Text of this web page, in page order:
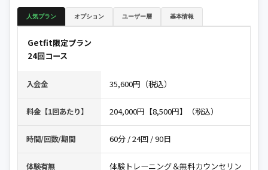
人気プラン オプション ユーザー層 基本情報
Getfit限定プラン
24回コース
入会金 35,600円（税込）
料金【1回あたり】 204,000円【8,500円】（税込）
時間/回数/期間 60分 / 24回 / 90日
体験有無
体験トレーニング＆無料カウンセリン